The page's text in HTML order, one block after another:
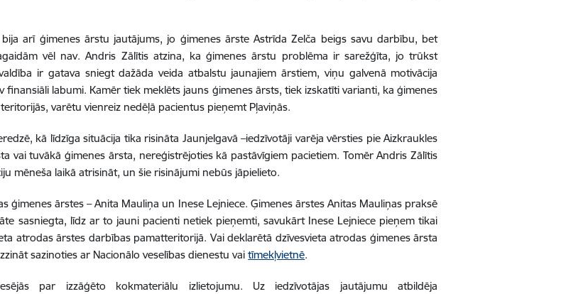
arī ģimenes ārstu jautājums, jo ģimenes ārste Astrīda Zelča beigs savu darbību, bet
vēl nav. Andris Zālītis atzina, ka ģimenes ārstu problēma ir sarežģīta, jo trūkst
ir gatava sniegt dažāda veida atbalstu jaunajiem ārstiem, viņu galvenā motivācija
finansiāli labumi. Kamēr tiek meklēts jauns ģimenes ārsts, tiek izskatīti varianti, ka ģimenes
varētu vienreiz nedēļā pacientus pieņemt Pļaviņās.
kā līdzīga situācija tika risināta Jaunjelgavā –iedzīvotāji varēja vērsties pie Aizkraukles
vai tuvākā ģimenes ārsta, nereģistrējoties kā pastāvīgiem pacietiem. Tomēr Andris Zālītis
mēneša laikā atrisināt, un šie risinājumi nebūs jāpielieto.
ģimenes ārstes – Anita Mauliņa un Inese Lejniece. Ģimenes ārstes Anitas Mauliņas praksē
sasniegta, līdz ar to jauni pacienti netiek pieņemti, savukārt Inese Lejniece pieņem tikai
atrodas ārstes darbības pamatteritorijā. Vai deklarētā dzīvesvieta atrodas ģimenes ārsta
sazinoties ar Nacionālo veselības dienestu vaitīmekļvietnē.
par izzāģēto kokmateriālu izlietojumu. Uz iedzīvotājas jautājumu atbildēja